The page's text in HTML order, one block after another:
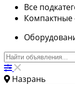
Все
Компактные
Назрань